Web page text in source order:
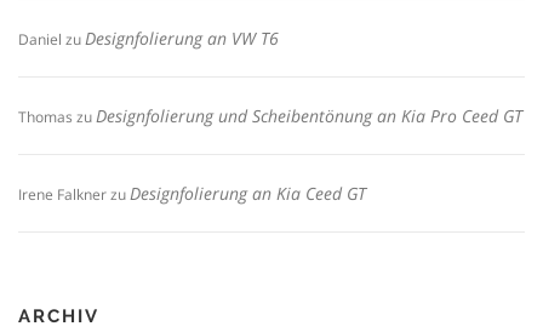
Daniel zuDesignfolierung an VW T6
Thomas zuDesignfolierung und Scheibentönung an Kia Pro Ceed GT
Irene FalknerzuDesignfolierung an Kia Ceed GT
ARCHIV